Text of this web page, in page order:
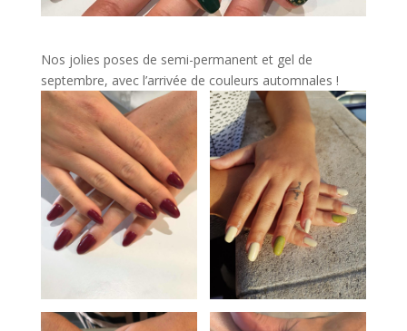
Nos jolies poses de semi-permanent et gel de
septembre, avec l’arrivée de couleurs automnales !